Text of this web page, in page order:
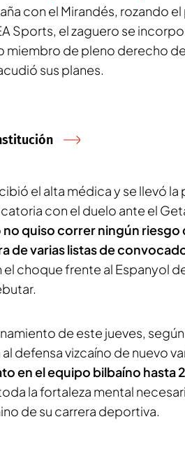
con el Mirandés, rozando
Sports, el zaguero se
miembro de pleno derecho
sus planes.
el alta médica y se llevó la
con el duelo ante el
no quiso correr ningún riesgo
de varias listas de
choque frente al Espanyol
de este jueves,
defensa vizcaíno de nuevo
en el equipo bilbaíno hasta
la fortaleza mental
de su carrera deportiva.